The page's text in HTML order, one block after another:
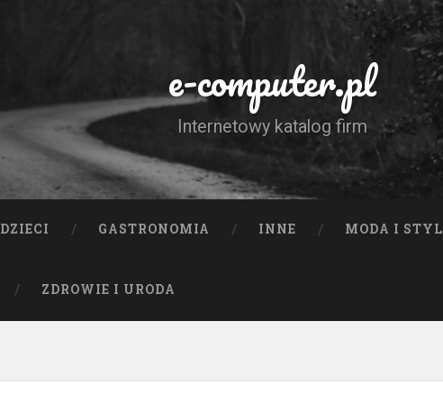
e-computer.pl
Internetowy katalog firm
DZIECI GASTRONOMIA INNE MODA I STYL
ZDROWIE I URODA